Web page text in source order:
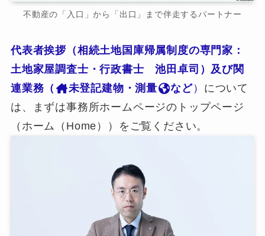
不動産の「入口」から「出口」まで伴走するパートナー
代表者挨拶（相続土地国庫帰属制度の専門家：
土地家屋調査士・行政書士 池田卓司）及び関
連業務（
未登記建物・測量 など） について
は、まずは事務所ホームページのトップページ
（ホーム（Home））をご覧ください。